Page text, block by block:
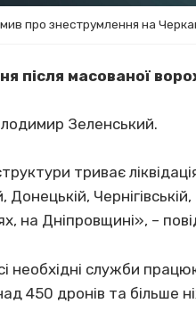
про знеструмлення на
після масованої
Зеленський.
триває
Чернігівській,
на Дніпровщині», –
необхідні служби
450 дронів та більше